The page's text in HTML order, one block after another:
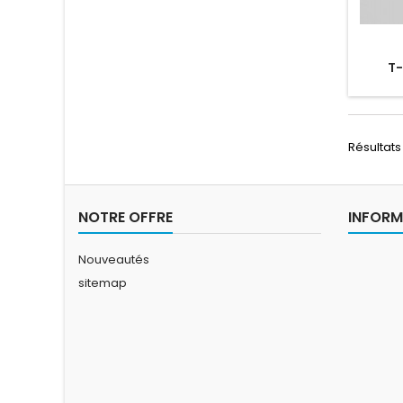
T-
Résultats
NOTRE OFFRE
Nouveautés
sitemap